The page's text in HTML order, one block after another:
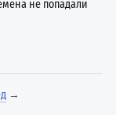
не попадали
→